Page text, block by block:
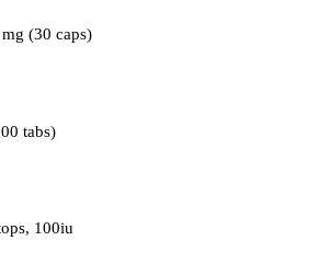
(30 caps)
tabs)
100iu